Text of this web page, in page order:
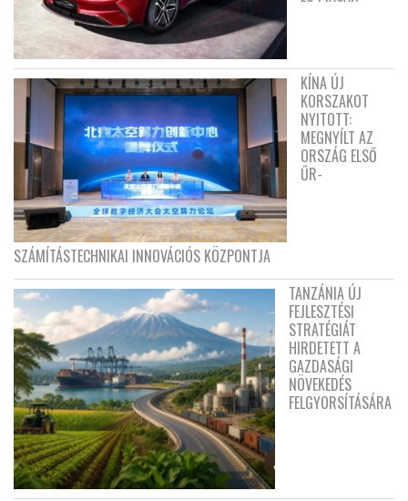
KÍNA ÚJ
KORSZAKOT
NYITOTT:
MEGNYÍLT AZ
ORSZÁG ELSŐ
ŰR-
SZÁMÍTÁSTECHNIKAI INNOVÁCIÓS KÖZPONTJA
TANZÁNIA ÚJ
FEJLESZTÉSI
STRATÉGIÁT
HIRDETETT A
GAZDASÁGI
NÖVEKEDÉS
FELGYORSÍTÁSÁRA